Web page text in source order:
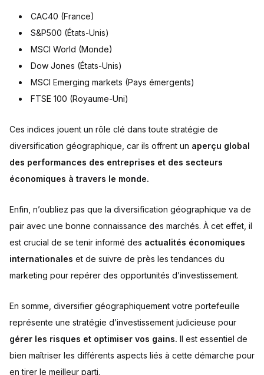
CAC40 (France)
S&P500 (États-Unis)
MSCI World (Monde)
Dow Jones (États-Unis)
MSCI Emerging markets (Pays émergents)
FTSE 100 (Royaume-Uni)
Ces indices jouent un rôle clé dans toute stratégie de
diversification géographique, car ils offrent un aperçu global
des performances des entreprises et des secteurs
économiques à travers le monde.
Enfin, n’oubliez pas que la diversification géographique va de
pair avec une bonne connaissance des marchés. À cet effet, il
est crucial de se tenir informé des actualités économiques
internationales et de suivre de près les tendances du
marketing pour repérer des opportunités d’investissement.
En somme, diversifier géographiquement votre portefeuille
représente une stratégie d’investissement judicieuse pour
gérer les risques et optimiser vos gains. Il est essentiel de
bien maîtriser les différents aspects liés à cette démarche pour
en tirer le meilleur parti.